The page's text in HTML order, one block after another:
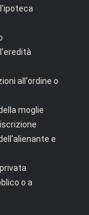
all'ordine o
moglie
e
o a